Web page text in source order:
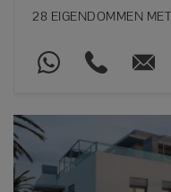
28 EIGENDOMMEN